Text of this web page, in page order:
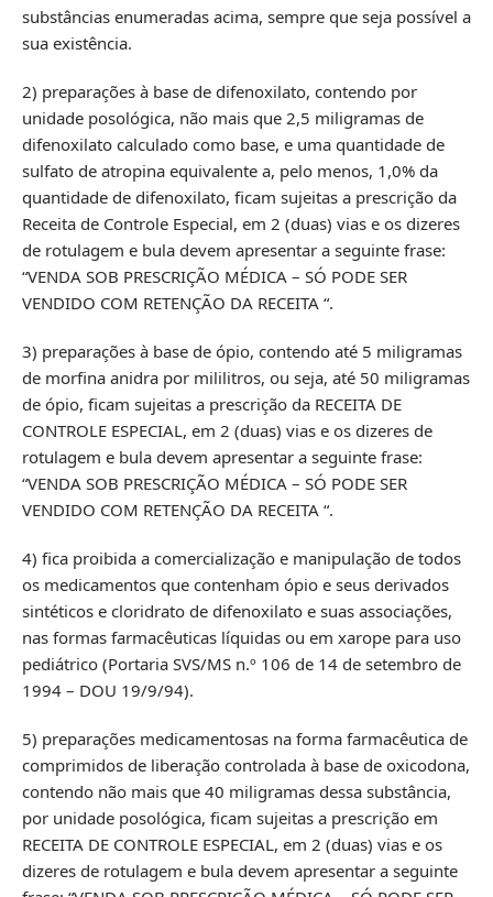
substâncias enumeradas acima, sempre que seja possível a
sua existência.
2) preparações à base de difenoxilato, contendo por
unidade posológica, não mais que 2,5 miligramas de
difenoxilato calculado como base, e uma quantidade de
sulfato de atropina equivalente a, pelo menos, 1,0% da
quantidade de difenoxilato, ficam sujeitas a prescrição da
Receita de Controle Especial, em 2 (duas) vias e os dizeres
de rotulagem e bula devem apresentar a seguinte frase:
“VENDA SOB PRESCRIÇÃO MÉDICA – SÓ PODE SER
VENDIDO COM RETENÇÃO DA RECEITA “.
3) preparações à base de ópio, contendo até 5 miligramas
de morfina anidra por mililitros, ou seja, até 50 miligramas
de ópio, ficam sujeitas a prescrição da RECEITA DE
CONTROLE ESPECIAL, em 2 (duas) vias e os dizeres de
rotulagem e bula devem apresentar a seguinte frase:
“VENDA SOB PRESCRIÇÃO MÉDICA – SÓ PODE SER
VENDIDO COM RETENÇÃO DA RECEITA “.
4) fica proibida a comercialização e manipulação de todos
os medicamentos que contenham ópio e seus derivados
sintéticos e cloridrato de difenoxilato e suas associações,
nas formas farmacêuticas líquidas ou em xarope para uso
pediátrico (Portaria SVS/MS n.º 106 de 14 de setembro de
1994 – DOU 19/9/94).
5) preparações medicamentosas na forma farmacêutica de
comprimidos de liberação controlada à base de oxicodona,
contendo não mais que 40 miligramas dessa substância,
por unidade posológica, ficam sujeitas a prescrição em
RECEITA DE CONTROLE ESPECIAL, em 2 (duas) vias e os
dizeres de rotulagem e bula devem apresentar a seguinte